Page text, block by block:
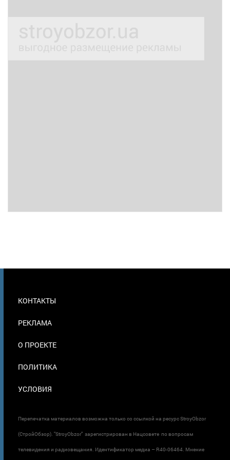
В
КОНТАКТЫ
РЕКЛАМА
О ПРОЕКТЕ
ПОЛИТИКА
УСЛОВИЯ
Перепечатка материалов возможна только со ссылкой на ресурс StroyObzor
(СтройОбзор). "StroyObzor" зарегистрирован в Нацсовете по вопросам
телевидения и радиовещания. Идентификатор медиа – R40-06464. Мнение